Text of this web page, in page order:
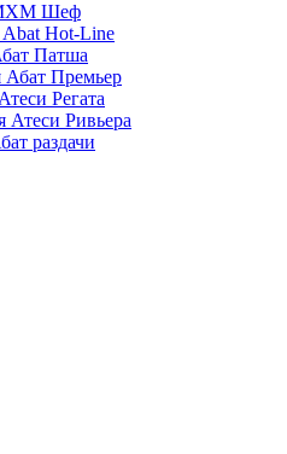
Шеф
Hot-Line
Патша
Премьер
Регата
Атеси Ривьера
раздачи